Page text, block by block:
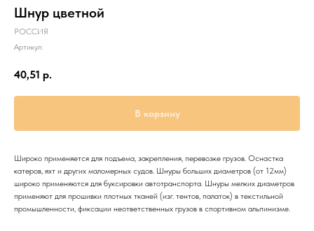
Шнур цветной
РОССИЯ
Артикул:
40,51 р.
В корзину
Широко применяется для подъема, закрепления, перевозке грузов. Оснастка
катеров, яхт и других маломерных судов. Шнуры больших диаметров (от 12мм)
широко применяются для буксировки автотранспорта. Шнуры мелких диаметров
применяют для прошивки плотных тканей (изг. тентов, палаток) в текстильной
промышленности, фиксации неответственных грузов в спортивном альпинизме.